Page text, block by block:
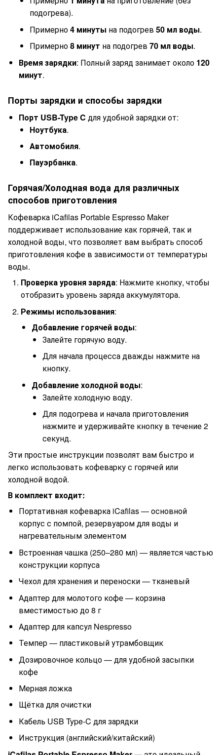
подогрева).
Примерно4 минуты на подогрев 50 мл воды.
Примерно8 минут на подогрев 70 мл воды.
Время зарядки: Полный заряд занимает около 120
минут.
Порты зарядки и способы зарядки
Порт USB-Type C для удобной зарядки от:
Ноутбука.
Автомобиля.
Пауэрбанка.
Горячая/Холодная вода для различных
способов приготовления
Кофеварка iCafilas Portable Espresso Maker
поддерживает использование как горячей, так и
холодной воды, что позволяет вам выбрать способ
приготовления кофе в зависимости от температуры
воды.
Проверка уровня заряда: Нажмите кнопку, чтобы
отобразить уровень заряда аккумулятора.
Режимы использования:
Добавление горячей воды:
Залейте горячую воду.
Для начала процесса дважды нажмите на
кнопку.
Добавление холодной воды:
Залейте холодную воду.
Для подогрева и начала приготовления
нажмите и удерживайте кнопку в течение 2
секунд.
Эти простые инструкции позволят вам быстро и
легко использовать кофеварку с горячей или
холодной водой.
В комплект входит:
Портативная кофеварка iCafilas — основной
корпус с помпой, резервуаром для воды и
нагревательным элементом
Встроенная чашка (250–280 мл) — является частью
конструкции корпуса
Чехол для хранения и переноски — тканевый
Адаптер для молотого кофе — корзина
вместимостью до 8 г
Адаптер для капсул Nespresso
Темпер — пластиковый утрамбовщик
Дозировочное кольцо — для удобной засыпки
кофе
Мерная ложка
Щётка для очистки
Кабель USB Type-C для зарядки
Инструкция (английский/китайский)